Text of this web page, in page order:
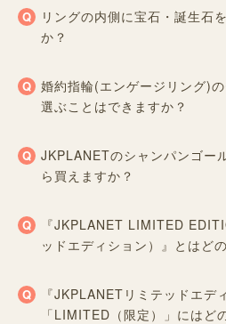
リングの内側に宝石・誕生石
か？
婚約指輪(エンゲージリング)
選ぶことはできますか？
JKPLANETのシャンパンゴー
ら買えますか？
『JKPLANET LIMITED
ッドエディション）』とはど
『JKPLANETリミテッドエデ
「LIMITED（限定）」にはど